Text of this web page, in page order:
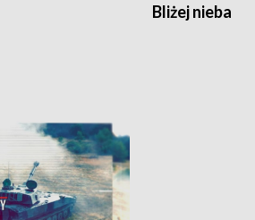
Bliżej nieba